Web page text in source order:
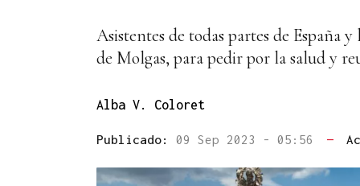
Asistentes de todas partes de España
de Molgas, para pedir por la salud y
Alba V. Coloret
Publicado: 09 Sep 2023 - 05:56 —